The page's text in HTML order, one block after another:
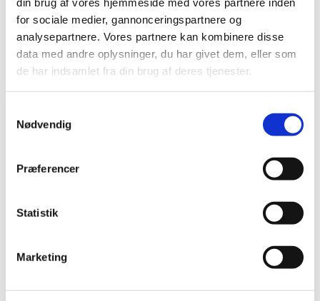
for sociale medier, gannonceringspartnere og
analysepartnere. Vores partnere kan kombinere disse
data med andre oplysninger, du har givet dem, eller som
de har indsamlet fra din brug af deres tjenester.
Nødvendig
Præferencer
Statistik
Marketing
Lokation
Andre
Tilmeld kursus Læs mere
Digitale kompetencer til
Kontakt for
oprettelse
Kommunikation i
Kommunikation